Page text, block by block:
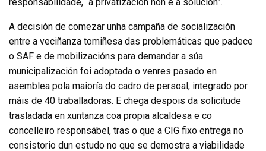
A decisión de comezar unha campaña de socialización
entre a veciñanza tomiñesa das problemáticas que padece
o SAF e de mobilizacións para demandar a súa
municipalización foi adoptada o venres pasado en
asemblea pola maioría do cadro de persoal, integrado por
máis de 40 traballadoras. E chega despois da solicitude
trasladada en xuntanza coa propia alcaldesa e co
concelleiro responsábel, tras o que a CIG fixo entrega no
consistorio dun estudo no que se demostra a viabilidade